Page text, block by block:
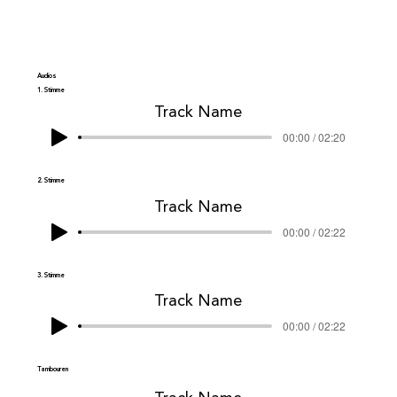
Audios
1. Stimme
Track Name
00:00 / 02:20
2. Stimme
Track Name
00:00 / 02:22
Tambouren
3. Stimme
Track Name
00:00 / 02:22